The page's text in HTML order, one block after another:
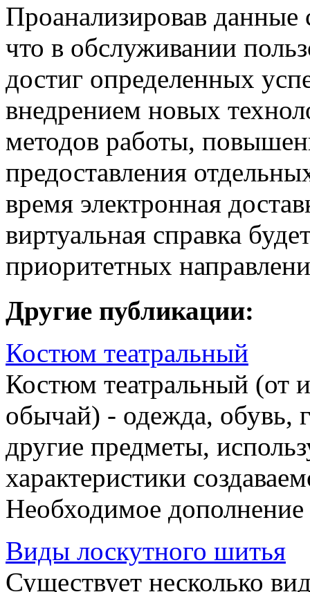
Проанализировав данные
что в обслуживании
достиг определенных
внедрением новых
методов работы,
предоставления
время электронная
виртуальная справка
приоритетных
Другие публикации:
Костюм театральный
Костюм театральный (от
обычай) - одежда, обувь,
другие предметы,
характеристики
Необходимое
Виды лоскутного шитья
Существует несколько